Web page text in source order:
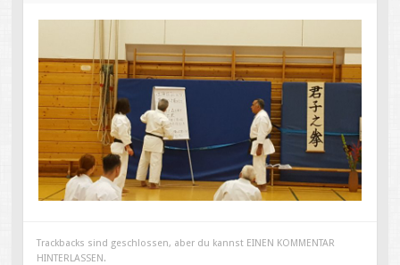
Trackbacks sind geschlossen, aber du kannst EINEN KOMMENTAR
HINTERLASSEN.